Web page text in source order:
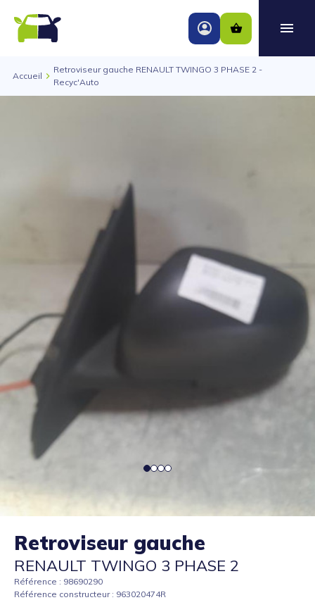
Accueil
Retroviseur gauche RENAULT TWINGO 3 PHASE 2 -
Recyc'Auto
Retroviseur gauche
RENAULT TWINGO 3 PHASE 2
Référence : 98690290
Référence constructeur : 963020474R